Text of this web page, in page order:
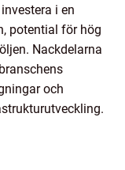
i en
potential för hög
Nackdelarna
och